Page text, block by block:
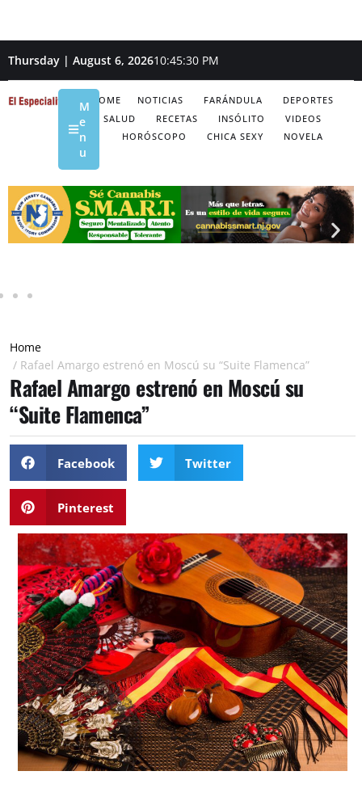
Thursday | August 6, 202610:45:31 PM
HOME NOTICIAS FARÁNDULA
DEPORTES
SALUD
RECETAS INSÓLITO
VIDEOS
HORÓSCOPO
CHICA SEXY NOVELA
M
e
n
u
Home
/ Rafael Amargo estrenó en Moscú su “Suite Flamenca”
Rafael Amargo estrenó en Moscú su
“Suite Flamenca”
Facebook Twitter
Pinterest